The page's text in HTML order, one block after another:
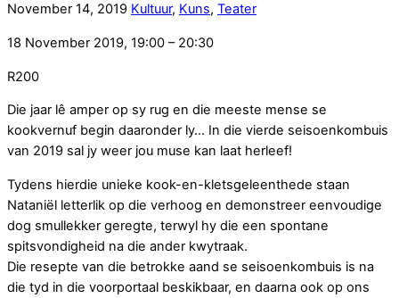
November 14, 2019 Kultuur, Kuns, Teater
18 November 2019, 19:00 – 20:30
R200
Die jaar lê amper op sy rug en die meeste mense se
kookvernuf begin daaronder ly… In die vierde seisoenkombuis
van 2019 sal jy weer jou muse kan laat herleef!
Tydens hierdie unieke kook-en-kletsgeleenthede staan
Nataniël letterlik op die verhoog en demonstreer eenvoudige
dog smullekker geregte, terwyl hy die een spontane
spitsvondigheid na die ander kwytraak.
Die resepte van die betrokke aand se seisoenkombuis is na
die tyd in die voorportaal beskikbaar, en daarna ook op ons